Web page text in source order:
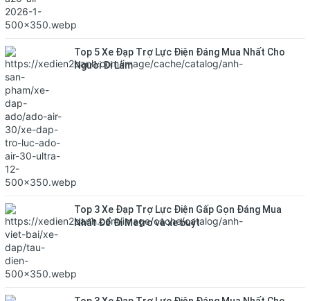
Top 5 Xe Đạp Trợ Lực Điện Đáng Mua Nhất Cho
Người Đi Làm
Top 3 Xe Đạp Trợ Lực Điện Gấp Gọn Đáng Mua
Nhất Để Đi Metro và xe buýt